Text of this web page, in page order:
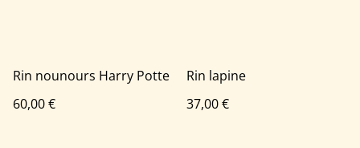
Rin nounours Harry Potte
60,00 €
Rin lapine
37,00 €